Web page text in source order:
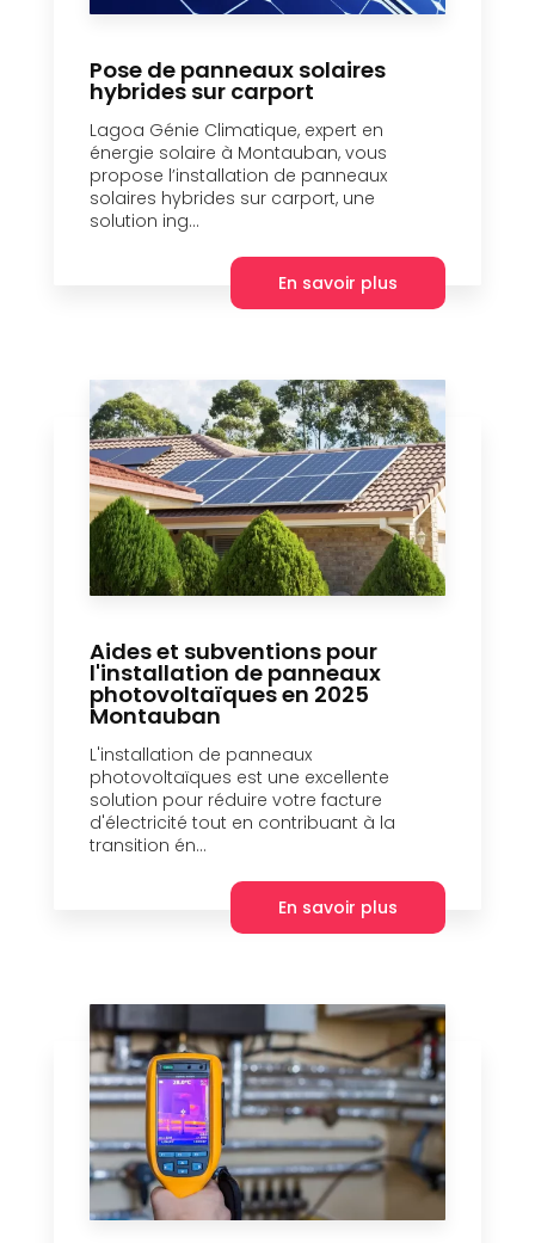
Pose de panneaux solaires
hybrides sur carport
Lagoa Génie Climatique, expert en
énergie solaire à Montauban, vous
propose l’installation de panneaux
solaires hybrides sur carport, une
solution ing...
En savoir plus
Aides et subventions pour
l'installation de panneaux
photovoltaïques en 2025
Montauban
L'installation de panneaux
photovoltaïques est une excellente
solution pour réduire votre facture
d'électricité tout en contribuant à la
transition én...
En savoir plus